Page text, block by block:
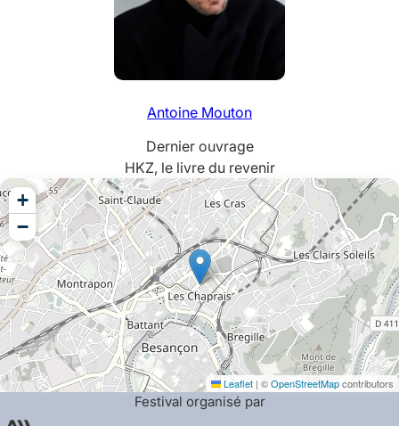
Antoine Mouton
Dernier ouvrage
HKZ, le livre du revenir
+
−
Leaflet | ©OpenStreetMapcontributors
Festival organisé par